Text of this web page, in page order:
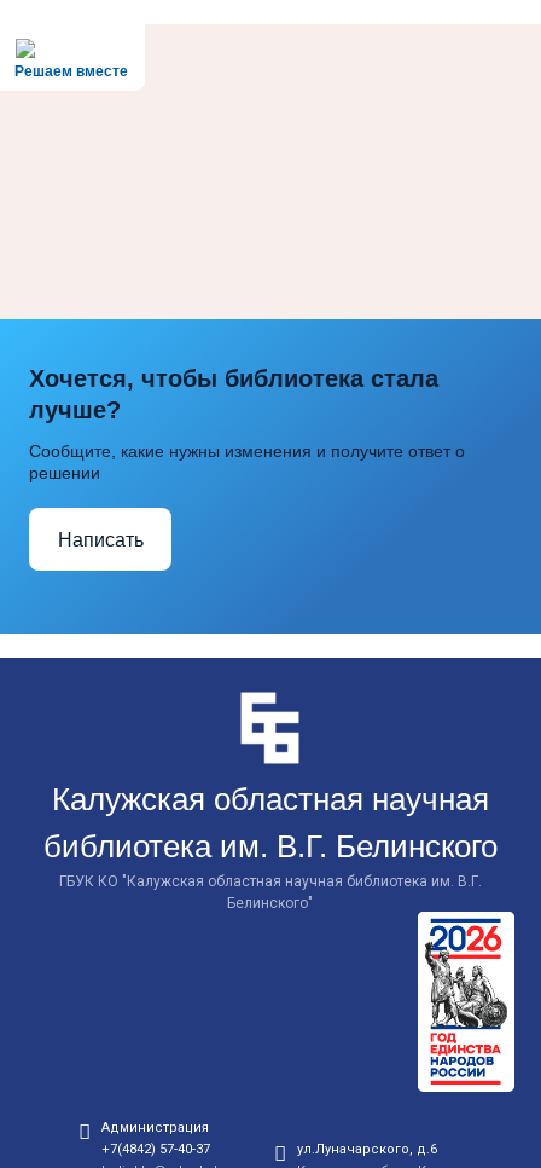
Решаем вместе
Хочется, чтобы библиотека стала
лучше?
Сообщите, какие нужны изменения и получите ответ о
решении
Написать
Калужская областная научная
библиотека им. В.Г. Белинского
ГБУК КО "Калужская областная научная библиотека им. В.Г.
Белинского"
Администрация
+7(4842) 57-40-37
ул.Луначарского, д.6